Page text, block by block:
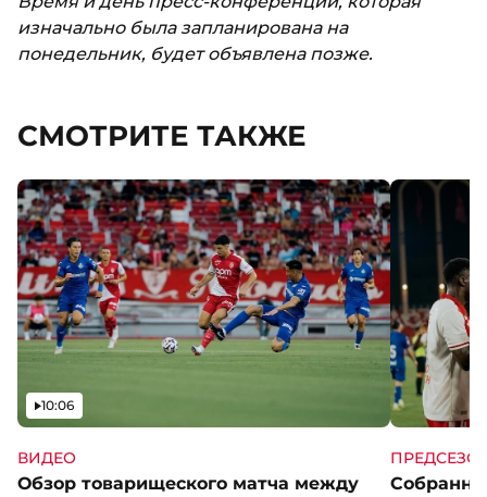
изначально была запланирована на
понедельник, будет объявлена позже.
СМОТРИТЕ ТАКЖЕ
ВИДЕО
Обзор товарищеского матча между
Видео
10:06